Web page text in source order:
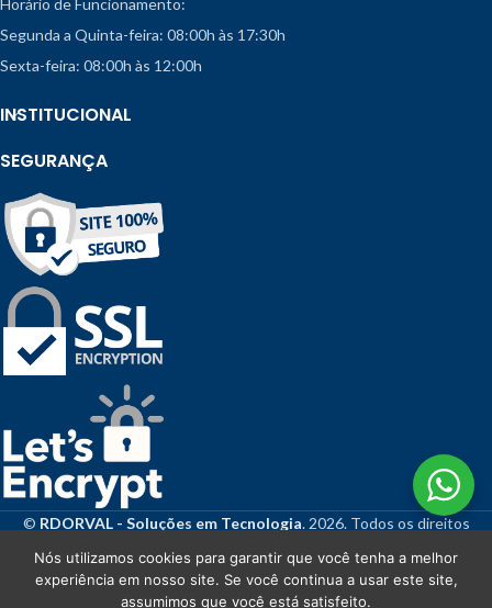
Horário de Funcionamento:
Segunda a Quinta-feira: 08:00h às 17:30h
Sexta-feira: 08:00h às 12:00h
INSTITUCIONAL
SEGURANÇA
© RDORVAL - Soluções em Tecnologia. 2026. Todos os direitos
reservados.
Nós utilizamos cookies para garantir que você tenha a melhor
experiência em nosso site. Se você continua a usar este site,
assumimos que você está satisfeito.